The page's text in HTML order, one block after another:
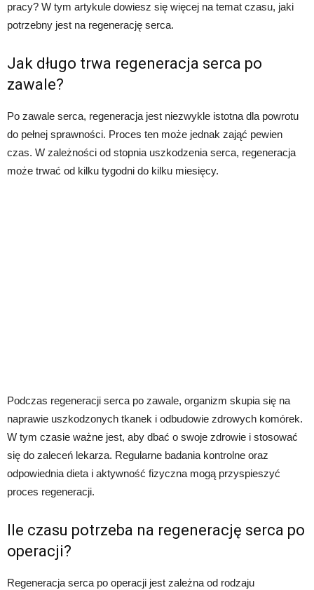
pracy? W tym artykule dowiesz się więcej na temat czasu, jaki
potrzebny jest na regenerację serca.
Jak długo trwa regeneracja serca po
zawale?
Po zawale serca, regeneracja jest niezwykle istotna dla powrotu
do pełnej sprawności. Proces ten może jednak zająć pewien
czas. W zależności od stopnia uszkodzenia serca, regeneracja
może trwać od kilku tygodni do kilku miesięcy.
Podczas regeneracji serca po zawale, organizm skupia się na
naprawie uszkodzonych tkanek i odbudowie zdrowych komórek.
W tym czasie ważne jest, aby dbać o swoje zdrowie i stosować
się do zaleceń lekarza. Regularne badania kontrolne oraz
odpowiednia dieta i aktywność fizyczna mogą przyspieszyć
proces regeneracji.
Ile czasu potrzeba na regenerację serca po
operacji?
Regeneracja serca po operacji jest zależna od rodzaju